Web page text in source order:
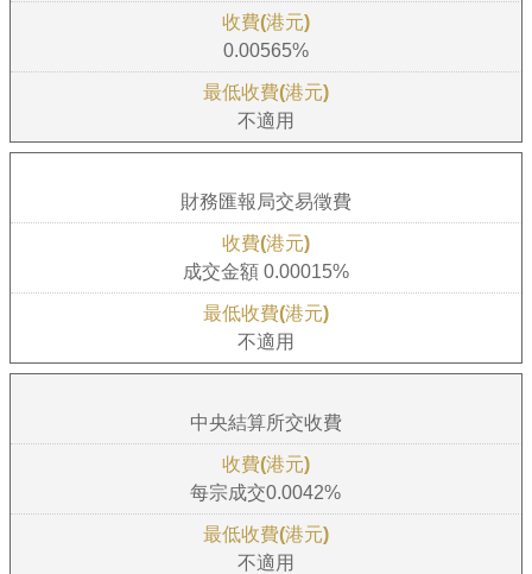
0.00565%
不適用
財務匯報局交易徵費
成交金額 0.00015%
不適用
中央結算所交收費
每宗成交0.0042%
不適用